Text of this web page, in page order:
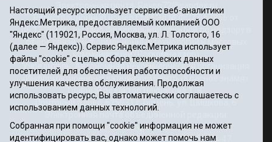
Rayon72@yandex.ru
Регистрационный номер СМИ Эл № ФС77-67956 от
06.12.2016г., выдано Федеральной службой по надзору в
сфере связи, информационных технологий и массовых
коммуникаций (Роскомнадзор)
Учредитель: Автономная некоммерческая организация
«Информационно-издательский центр «Красное знамя».
Главный редактор Некрасова Т. В.
Почтовый адрес: 625031 г.Тюмень. ул. Шишкова, 6
Электронная почта объединенной редакции:
krasnoeznam@rambler.ru
Телефоны 8 (3452) 34-80-60, 69-56-73, 69-56-47
Настоящий ресурс использует сервис веб-аналитики
Яндекс.Метрика, предоставляемый компанией ООО
"Яндекс" (119021, Россия, Москва, ул. Л. Толстого, 16
(далее — Яндекс)). Сервис Яндекс.Метрика использует
файлы "cookie" с целью сбора технических данных
посетителей для обеспечения работоспособности и
улучшения качества обслуживания. Продолжая
использовать ресурс, Вы автоматически соглашаетесь с
использованием данных технологий.
Собранная при помощи "cookie" информация не может
идентифицировать вас, однако может помочь нам